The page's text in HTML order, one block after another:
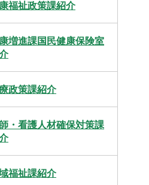
福祉政策課紹介
増進課国民健康保険室
政策課紹介
・看護人材確保対策課
福祉課紹介